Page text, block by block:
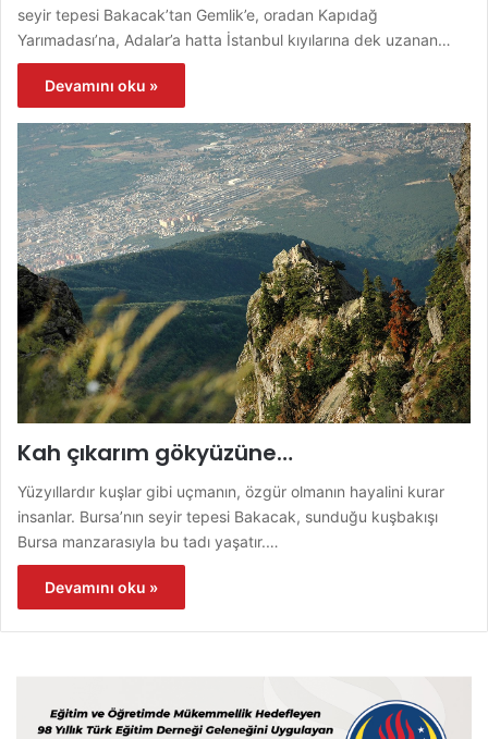
seyir tepesi Bakacak’tan Gemlik’e, oradan Kapıdağ
Yarımadası’na, Adalar’a hatta İstanbul kıyılarına dek uzanan…
Devamını oku »
Kah çıkarım gökyüzüne…
Yüzyıllardır kuşlar gibi uçmanın, özgür olmanın hayalini kurar
insanlar. Bursa’nın seyir tepesi Bakacak, sunduğu kuşbakışı
Bursa manzarasıyla bu tadı yaşatır.…
Devamını oku »